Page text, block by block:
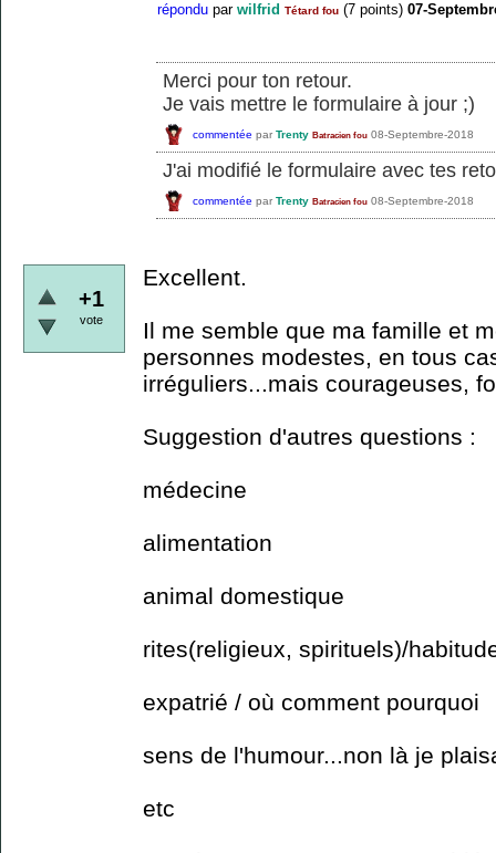
répondu par wilfrid Tétard fou (7 points) 07-
Merci pour ton retour.
Je vais mettre le formulaire à jour ;)
commentée par Trenty Batracien fou 08-Septembre-2018
J'ai modifié le formulaire avec tes
commentée par Trenty Batracien fou 08-Septembre-2018
+1
vote
Excellent.
Il me semble que ma famille et
personnes modestes, en tous
irréguliers...mais courageuses,
Suggestion d'autres questions :
médecine
alimentation
animal domestique
rites(religieux, spirituels)/
expatrié / où comment pourquoi
sens de l'humour...non là je
etc